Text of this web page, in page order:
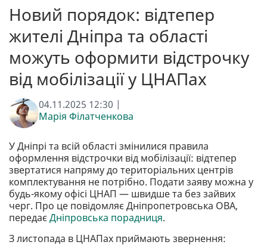
Новий порядок: відтепер
жителі Дніпра та області
можуть оформити відстрочку
від мобілізації у ЦНАПах
04.11.2025 12:30 |
Марія Філатченкова
У Дніпрі та всій області змінилися правила
оформлення відстрочки від мобілізації: відтепер
звертатися напряму до територіальних центрів
комплектування не потрібно. Подати заяву можна у
будь-якому офісі ЦНАП — швидше та без зайвих
черг. Про це повідомляє Дніпропетровська ОВА,
передаєДніпровська порадниця.
З листопада в ЦНАПах приймають звернення: